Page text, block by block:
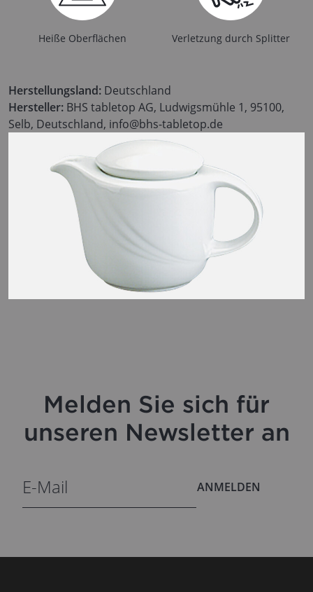
Heiße Oberflächen Verletzung durch Splitter
Herstellungsland: Deutschland
Hersteller: BHS tabletop AG, Ludwigsmühle 1, 95100,
Selb, Deutschland, info@bhs-tabletop.de
Melden Sie sich für
unseren Newsletter an
ANMELDEN